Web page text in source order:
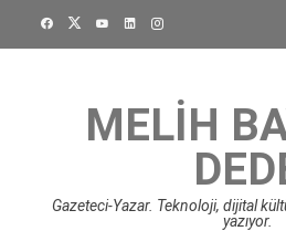
MELIH
Gazeteci-Yazar. Teknoloji, dijital
yazıyor.